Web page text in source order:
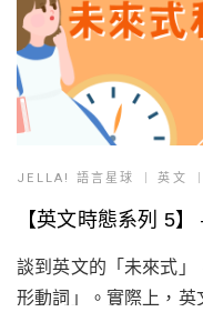
JELLA! 語言星球 英文
【英文時態系列 5
談到英文的「未來式
形動詞」。實際上，英